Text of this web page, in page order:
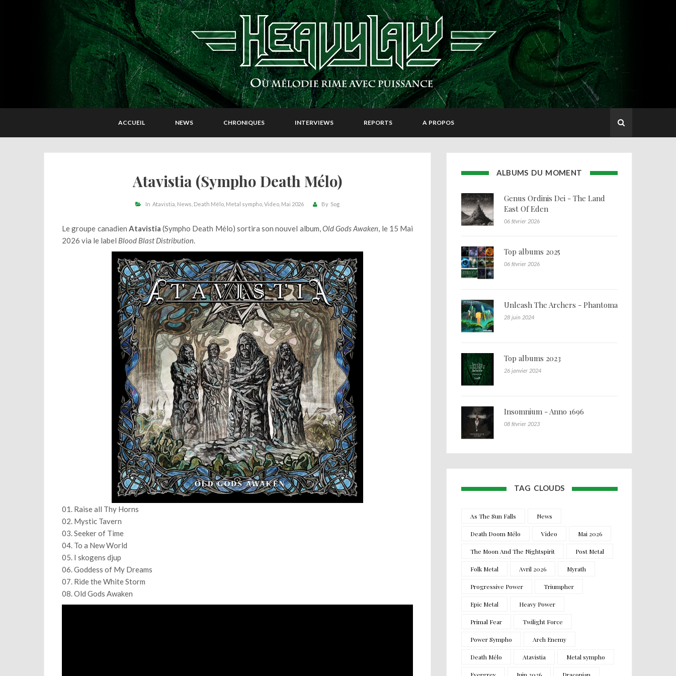
ACCUEIL NEWS CHRONIQUES INTERVIEWS REPORTS A PROPOS
Atavistia (Sympho Death Mélo)
In Atavistia News Death Mélo Metal sympho Video Mai 2026 By Sog
Le groupe canadien Atavistia (Sympho Death Mélo) sortira son nouvel album,Old Gods Awaken, le 15 Mai
2026 via le label Blood Blast Distribution.
01. Raise all Thy Horns
02. Mystic Tavern
03. Seeker of Time
04. To a New World
05. I skogens djup
06. Goddess of My Dreams
07. Ride the White Storm
08. Old Gods Awaken
ALBUMS DU MOMENT
Genus Ordinis Dei - The Land
East Of Eden
06 février 2026
Top albums 2025
06 février 2026
Unleash The Archers - Phantoma
28 juin 2024
Top albums 2023
26 janvier 2024
Insomnium - Anno 1696
08 février 2023
TAG CLOUDS
As The Sun Falls News
Death Doom Mélo Video Mai 2026
The Moon And The Nightspirit Post Metal
Folk Metal Avril 2026 Myrath
Progressive Power Triumpher
Epic Metal Heavy Power
Primal Fear Twilight Force
Power Sympho Arch Enemy
Death Mélo Atavistia Metal sympho